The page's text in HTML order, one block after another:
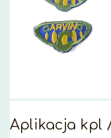
Aplikacja kpl